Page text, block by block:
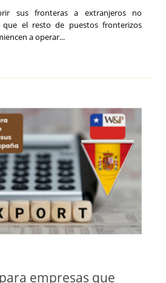
sus fronteras a extranjeros no
que el resto de puestos fronterizos
a operar...
empresas que